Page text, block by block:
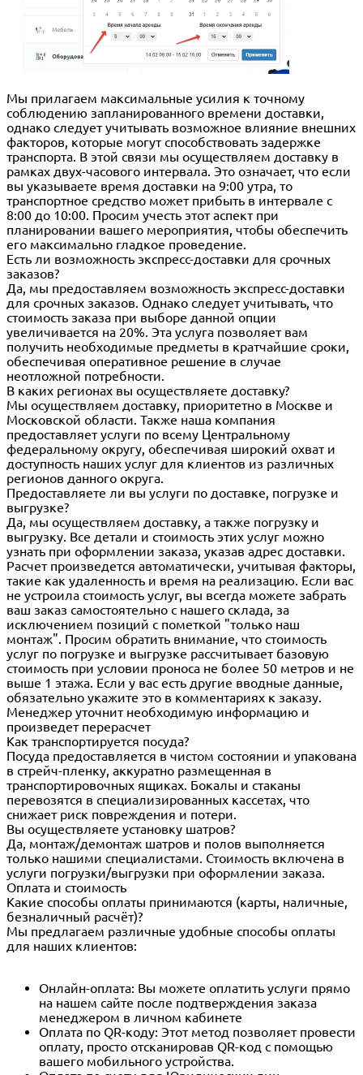
Мы прилагаем максимальные усилия к точному
соблюдению запланированного времени доставки,
однако следует учитывать возможное влияние внешних
факторов, которые могут способствовать задержке
транспорта. В этой связи мы осуществляем доставку в
рамках двух-часового интервала. Это означает, что если
вы указываете время доставки на 9:00 утра, то
транспортное средство может прибыть в интервале с
8:00 до 10:00. Просим учесть этот аспект при
планировании вашего мероприятия, чтобы обеспечить
его максимально гладкое проведение.
Есть ли возможность экспресс-доставки для срочных
заказов?
Да, мы предоставляем возможность экспресс-доставки
для срочных заказов. Однако следует учитывать, что
стоимость заказа при выборе данной опции
увеличивается на 20%. Эта услуга позволяет вам
получить необходимые предметы в кратчайшие сроки,
обеспечивая оперативное решение в случае
неотложной потребности.
В каких регионах вы осуществляете доставку?
Мы осуществляем доставку, приоритетно в Москве и
Московской области. Также наша компания
предоставляет услуги по всему Центральному
федеральному округу, обеспечивая широкий охват и
доступность наших услуг для клиентов из различных
регионов данного округа.
Предоставляете ли вы услуги по доставке, погрузке и
выгрузке?
Да, мы осуществляем доставку, а также погрузку и
выгрузку. Все детали и стоимость этих услуг можно
узнать при оформлении заказа, указав адрес доставки.
Расчет произведется автоматически, учитывая факторы,
такие как удаленность и время на реализацию. Если вас
не устроила стоимость услуг, вы всегда можете забрать
ваш заказ самостоятельно с нашего склада, за
исключением позиций с пометкой "только наш
монтаж". Просим обратить внимание, что стоимость
услуг по погрузке и выгрузке рассчитывает базовую
стоимость при условии проноса не более 50 метров и не
выше 1 этажа. Если у вас есть другие вводные данные,
обязательно укажите это в комментариях к заказу.
Менеджер уточнит необходимую информацию и
произведет перерасчет
Как транспортируется посуда?
Посуда предоставляется в чистом состоянии и упакована
в стрейч-пленку, аккуратно размещенная в
транспортировочных ящиках. Бокалы и стаканы
перевозятся в специализированных кассетах, что
снижает риск повреждения и потери.
Вы осуществляете установку шатров?
Да, монтаж/демонтаж шатров и полов выполняется
только нашими специалистами. Стоимость включена в
услуги погрузки/выгрузки при оформлении заказа.
Оплата и стоимость
Какие способы оплаты принимаются (карты, наличные,
безналичный расчёт)?
Мы предлагаем различные удобные способы оплаты
для наших клиентов:
Онлайн-оплата: Вы можете оплатить услуги прямо
на нашем сайте после подтверждения заказа
менеджером в личном кабинете
Оплата по QR-коду: Этот метод позволяет провести
оплату, просто отсканировав QR-код с помощью
вашего мобильного устройства.